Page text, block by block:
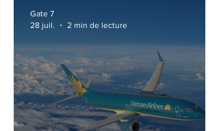
Gate 7
28 juil.
2 min de lecture